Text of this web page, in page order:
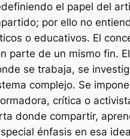
el papel del
por ello no
o educativos. El
parte de un mismo fin.
se trabaja, se
complejo. Se
crítica o
donde compartir,
énfasis en esa